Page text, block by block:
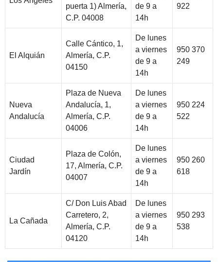
puerta 1) Almería,
C.P. 04008
de 9 a
14h
922
El Alquián
Calle Cántico, 1,
Almería, C.P.
04150
De lunes
a viernes
de 9 a
14h
950 370
249
Nueva
Andalucía
Plaza de Nueva
Andalucía, 1,
Almería, C.P.
04006
De lunes
a viernes
de 9 a
14h
950 224
522
Ciudad
Jardín
Plaza de Colón,
17, Almería, C.P.
04007
De lunes
a viernes
de 9 a
14h
950 260
618
La Cañada
C/ Don Luis Abad
Carretero, 2,
Almería, C.P.
04120
De lunes
a viernes
de 9 a
14h
950 293
538